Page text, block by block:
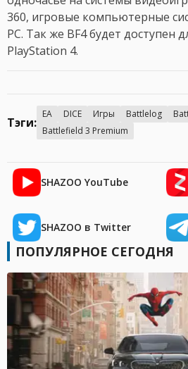
360, игровые компьютерные
PC. Так же BF4 будет доступен
PlayStation 4.
Тэги:
EA DICE Игры Battlelog
Battlefield 3 Premium
SHAZOO YouTube
SHAZOO в Twitter
ПОПУЛЯРНОЕ СЕГОДНЯ